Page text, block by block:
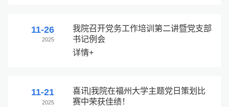
11-26
2025
我院召开党务工作培训第二讲暨党支部
书记例会
详情+
11-21
2025
喜讯|我院在福州大学主题党日策划比
赛中荣获佳绩！